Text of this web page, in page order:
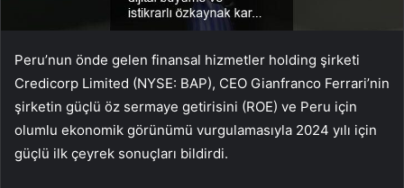
Peru’nun önde gelen finansal hizmetler holding şirketi
Credicorp Limited (NYSE: BAP), CEO Gianfranco Ferrari’nin
şirketin güçlü öz sermaye getirisini (ROE) ve Peru için
olumlu ekonomik görünümü vurgulamasıyla 2024 yılı için
güçlü ilk çeyrek sonuçları bildirdi.